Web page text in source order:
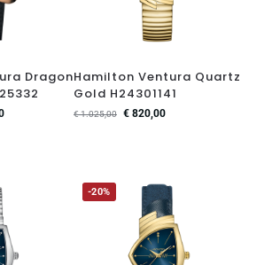
DragonHamilton Ventura Quartz
Gold H24301141
€1.025,00 € 820,00
-20%